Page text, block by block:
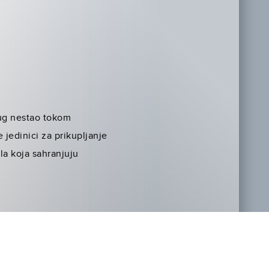
nestao tokom
jedinici za prikupljanje
koja sahranjuju